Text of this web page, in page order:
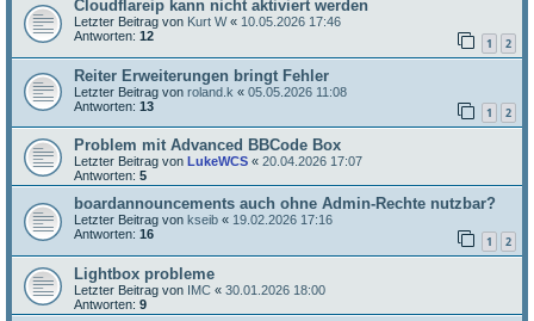
Cloudflareip kann nicht aktiviert werden
Letzter Beitrag von Kurt W« 10.05.2026 17:46
Antworten: 12 1 2
Reiter Erweiterungen bringt Fehler
Letzter Beitrag von roland.k « 05.05.2026 11:08
Antworten: 13 1 2
Problem mit Advanced BBCode Box
Letzter Beitrag von LukeWCS « 20.04.2026 17:07
Antworten: 5
boardannouncements auch ohne Admin-Rechte nutzbar?
Letzter Beitrag von kseib « 19.02.2026 17:16
Antworten: 16 1 2
Lightbox probleme
Letzter Beitrag von IMC « 30.01.2026 18:00
Antworten: 9